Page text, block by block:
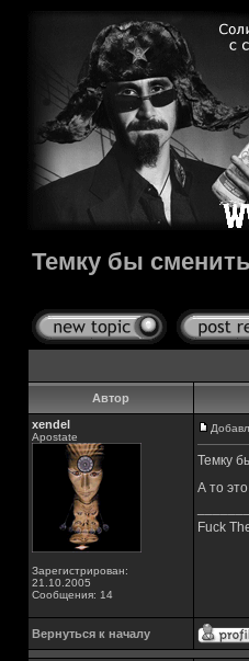
Темку бы
Автор
xendel
Apostate
Зарегистрирован:
21.10.2005
Сообщения: 14
Темку
А то
Fuck
Вернуться к началу